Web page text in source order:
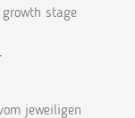
stage
jeweiligen